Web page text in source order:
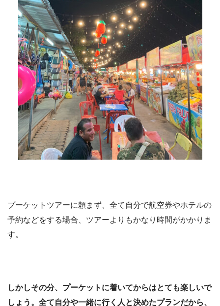
プーケットツアーに頼まず、全て自分で航空券やホテルの
予約などをする場合、ツアーよりもかなり時間がかかりま
す。
しかしその分、プーケットに着いてからはとても楽しいで
しょう。全て自分や一緒に行く人と決めたプランだから、